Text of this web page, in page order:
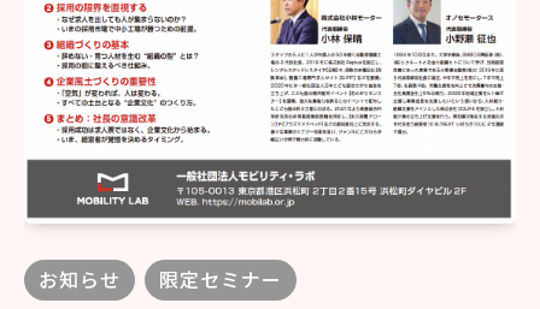
お知らせ 限定セミナー